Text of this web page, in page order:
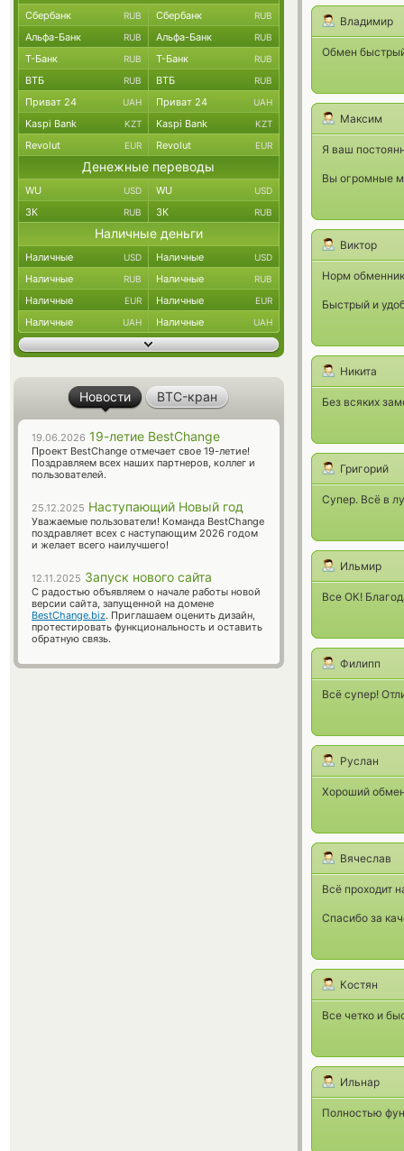
Владимир
Обмен
Максим
Я ваш
Вы огромные
Виктор
Норм
Быстрый и
Никита
Без всяких
Григорий
Супер. Всё в
Ильмир
Все ОК!
Филипп
Всё супер!
Руслан
Хороший
Вячеслав
Всё проходит
Спасибо за
Костян
Все четко и
Ильнар
Полностью
Сбербанк RUB Сбербанк RUB
Альфа-Банк RUB Альфа-Банк RUB
Т-Банк RUB Т-Банк RUB
ВТБ RUB ВТБ RUB
Приват 24 UAH Приват 24 UAH
Kaspi Bank KZT Kaspi Bank KZT
Revolut EUR Revolut EUR
Денежные переводы
WU USD WU USD
ЗК RUB ЗК RUB
Наличные деньги
Наличные USD Наличные USD
Наличные RUB Наличные RUB
Наличные EUR Наличные EUR
Наличные UAH Наличные UAH
Новости BTC-кран
19.06.2026 19-летие BestChange
Проект BestChange отмечает свое 19-летие!
Поздравляем всех наших партнеров, коллег и
пользователей.
25.12.2025 Наступающий Новый год
Уважаемые пользователи! Команда BestChange
поздравляет всех с наступающим 2026 годом
и желает всего наилучшего!
12.11.2025 Запуск нового сайта
С радостью объявляем о начале работы новой
версии сайта, запущенной на домене
BestChange.biz. Приглашаем оценить дизайн,
протестировать функциональность и оставить
обратную связь.